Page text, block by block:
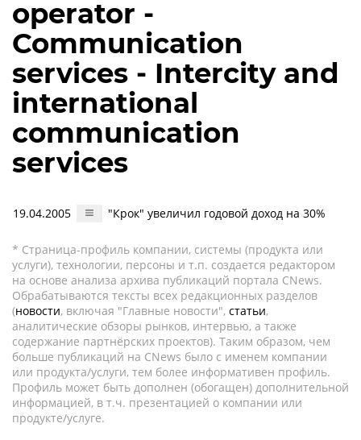
operator -
Communication
services - Intercity and
international
communication
services
19.04.2005 "Крок" увеличил годовой доход на 30%
* Страница-профиль компании, системы (продукта или
услуги), технологии, персоны и т.п. создается редактором
на основе анализа архива публикаций портала CNews.
Обрабатываются тексты всех редакционных разделов
(новости, включая "Главные новости", статьи,
аналитические обзоры рынков, интервью, а также
содержание партнёрских проектов). Таким образом, чем
больше публикаций на CNews было с именем компании
или продукта/услуги, тем более информативен профиль.
Профиль может быть дополнен (обогащен) дополнительной
информацией, в т.ч. презентацией о компании или
продукте/услуге.